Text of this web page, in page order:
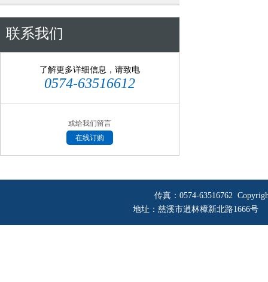
联系我们
了解更多详细信息，请致电
0574-63516612
或给我们留言
在线订购
传真：0574-63516762
地址：慈溪市逍林樟新北路1666